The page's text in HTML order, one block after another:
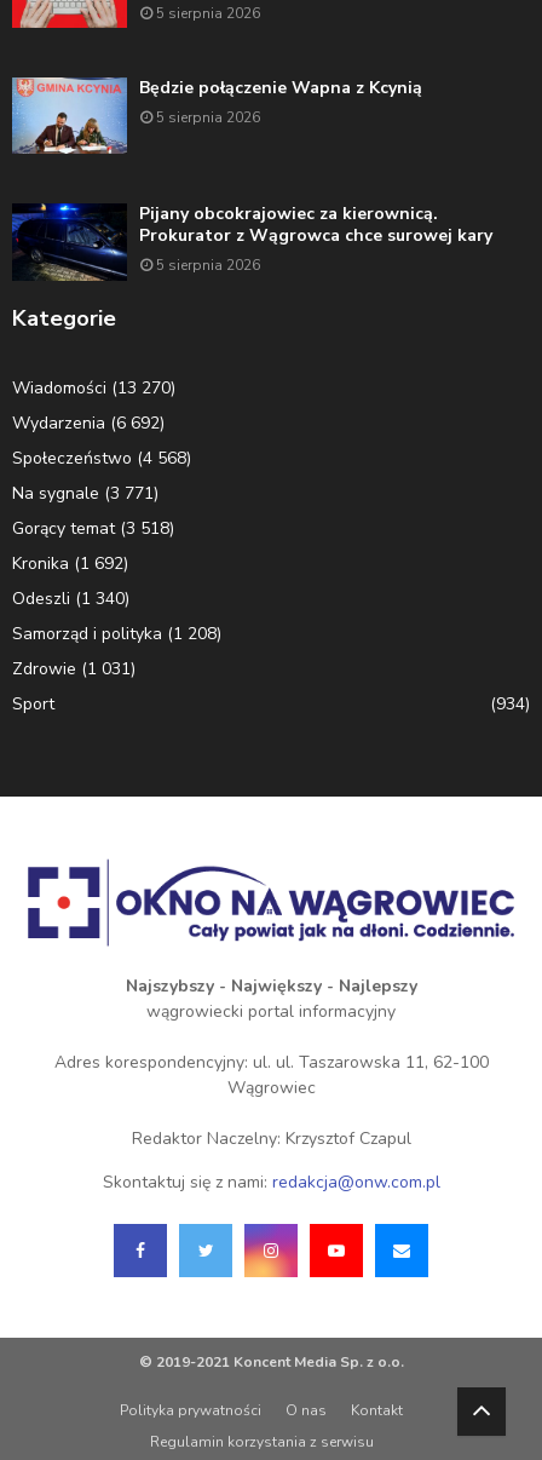
5 sierpnia 2026
Będzie połączenie Wapna z Kcynią
5 sierpnia 2026
Pijany obcokrajowiec za kierownicą.
Prokurator z Wągrowca chce surowej kary
5 sierpnia 2026
Kategorie
Wiadomości (13 270)
Wydarzenia (6 692)
Społeczeństwo (4 568)
Na sygnale (3 771)
Gorący temat(3 518)
Kronika (1 692)
Odeszli (1 340)
Samorząd i polityka (1 208)
Zdrowie (1 031)
Sport
(934)
Najszybszy - Największy - Najlepszy
wągrowiecki portal informacyjny
Adres korespondencyjny: ul. ul. Taszarowska 11, 62-100
Wągrowiec
Redaktor Naczelny: Krzysztof Czapul
Skontaktuj się z nami: redakcja@onw.com.pl
© 2019-2021 Koncent Media Sp. z o.o.
Polityka prywatności O nas
Kontakt
Regulamin korzystania z serwisu